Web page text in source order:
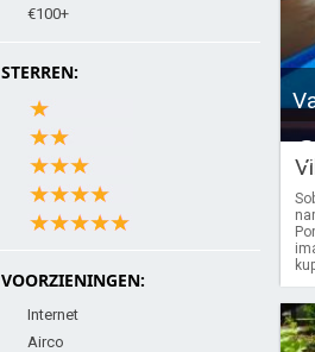
€100+
STERREN:
VOORZIENINGEN:
Internet
Airco
€